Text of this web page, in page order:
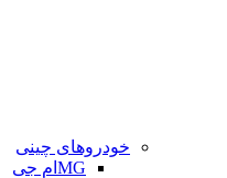
خودروهای چینی
MGام جی